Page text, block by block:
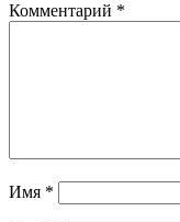
Комментарий *
Имя *